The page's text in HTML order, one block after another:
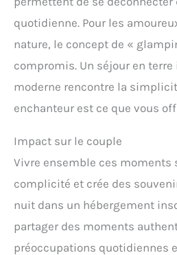
quotidienne. Pour les
nature, le concept de «
compromis. Un séjour en
moderne rencontre la
enchanteur est ce que vous
Impact sur le couple
Vivre ensemble ces moments
complicité et crée des
nuit dans un hébergement
partager des moments
préoccupations quotidiennes